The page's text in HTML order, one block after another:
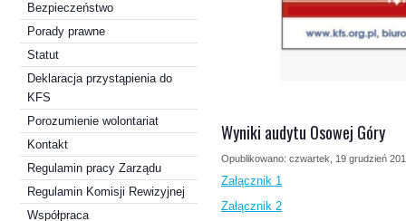
Bezpieczeństwo
Porady prawne
Statut
Deklaracja przystąpienia do
KFS
Porozumienie wolontariat
Kontakt
Regulamin pracy Zarządu
Regulamin Komisji Rewizyjnej
Współpraca
Wyniki audytu Osowej Góry
Opublikowano: czwartek, 19 grudzień
Załącznik 1
Załącznik 2